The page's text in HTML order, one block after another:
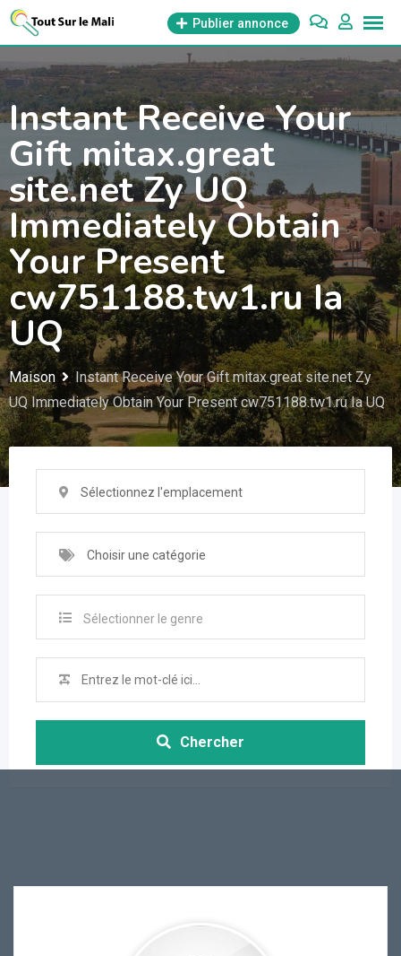
Aller
Publier annonce
Instant Receive Your
Gift mitax.great
site.net Zy UQ
Immediately Obtain
Your Present
cw751188.tw1.ru Ia
UQ
Maison
Instant Receive Your Gift mitax.great site.net Zy
UQ Immediately Obtain Your Present cw751188.tw1.ru Ia UQ
Sélectionnez l'emplacement
Choisir une catégorie
Sélectionner le genre
Chercher